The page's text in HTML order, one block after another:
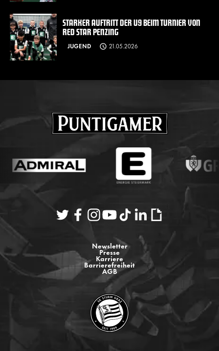
STARKER AUFTRITT DER U9 BEIM TURNIER VON
RED STAR PENZING
JUGEND 21.05.2026
Newsletter
Presse
Karriere
Barrierefreiheit
AGB